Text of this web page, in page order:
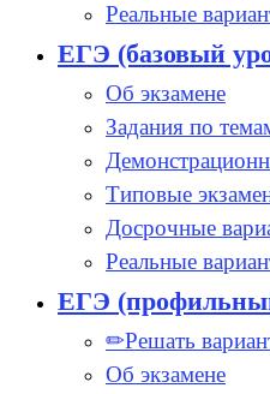
Реальные
ЕГЭ (базовый
Об экзамене
Задания по
Типовые
Досрочные
Реальные
ЕГЭ
✏Решать
Об экзамене